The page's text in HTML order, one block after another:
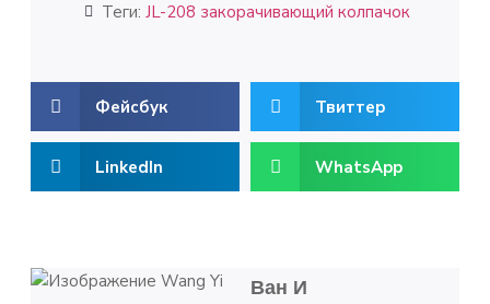
Теги: JL-208 закорачивающий колпачок
Фейсбук Твиттер
LinkedIn WhatsApp
Ван И